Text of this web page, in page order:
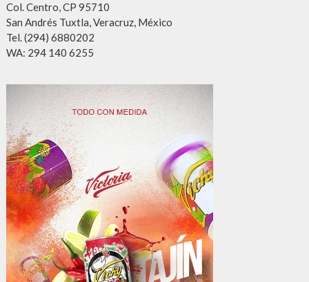
Col. Centro, CP 95710
San Andrés Tuxtla, Veracruz, México
Tel. (294) 6880202
WA: 294 140 6255